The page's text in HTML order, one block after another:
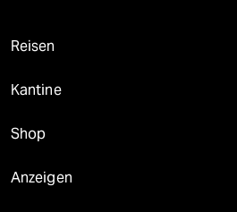
Reisen
Kantine
Shop
Anzeigen